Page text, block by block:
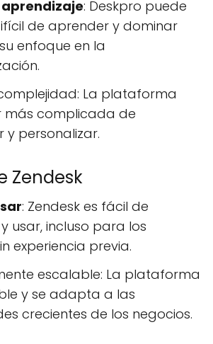
: Deskpro puede
de aprender y dominar
enfoque en la
La plataforma
más complicada de
y personalizar.
Zendesk
: Zendesk es fácil de
usar, incluso para los
experiencia previa.
escalable: La plataforma
y se adapta a las
crecientes de los negocios.